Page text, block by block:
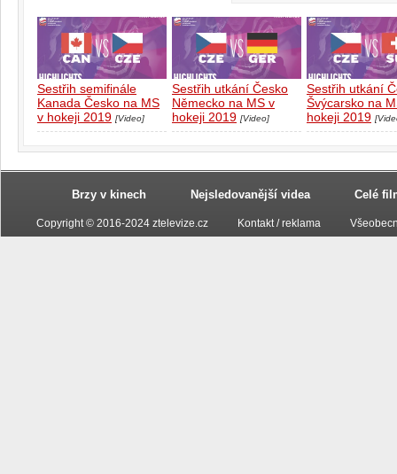
Sestřih semifinále
Kanada Česko na MS
v hokeji 2019 [Video]
Sestřih utkání Česko
Německo na MS v
hokeji 2019 [Video]
Sestřih utkání
Švýcarsko na
hokeji 2019
Brzy v kinech Nejsledovanější videa Celé
Copyright © 2016-2024 ztelevize.cz Kontakt / reklama